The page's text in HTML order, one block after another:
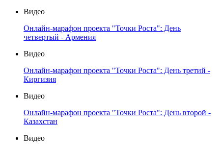
Видео
Онлайн-марафон проекта "Точки Роста": День
четвертый - Армения
Видео
Онлайн-марафон проекта "Точки Роста": День третий -
Киргизия
Видео
Онлайн-марафон проекта "Точки Роста": День второй -
Казахстан
Видео